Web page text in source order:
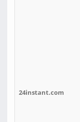
24instant.com